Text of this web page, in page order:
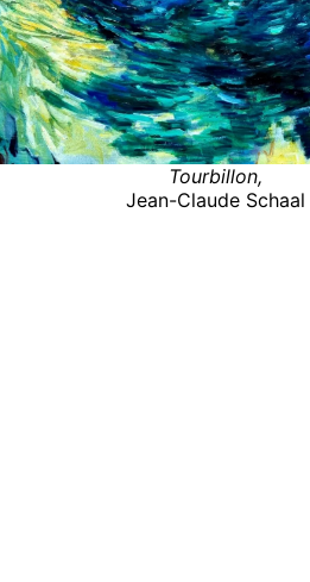
Tourbillon,
Jean-Claude Schaal